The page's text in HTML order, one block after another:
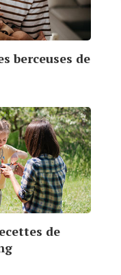
berceuses de
de